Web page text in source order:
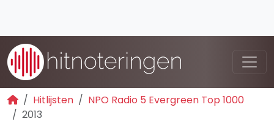
Hitlijsten
NPO Radio 5 Evergreen Top 1000
2013